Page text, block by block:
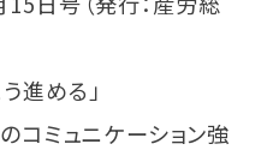
進める」
ミュニケーション強